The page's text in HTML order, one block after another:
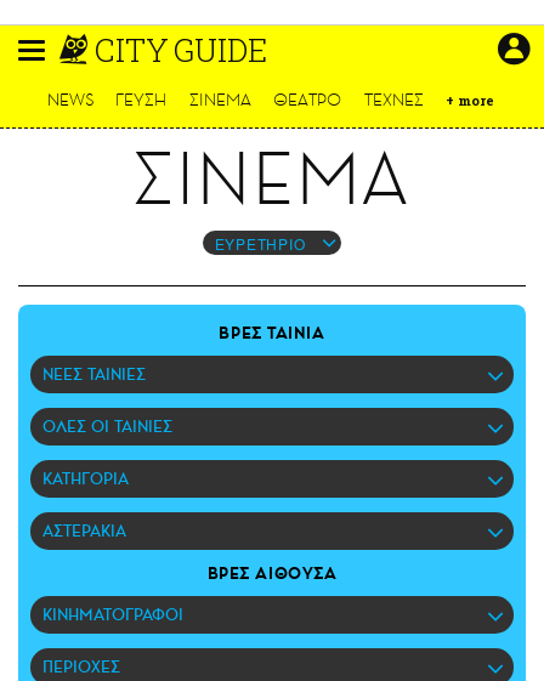
περιεχόμενο
CITY GUIDE
LIFO SHOP
NEWSLETTER
ΜΙΚΡΟΠΡΑΓΜΑΤΑ
THE GOOD LIFO
LIFOLAND
ΑΜΠΑ
PRINT
ΕΙΔΗΣΕΙΣ
CULTURE
ΑΠΟΨΕΙΣ
ΤΡΟΠΟΣ ΖΩΗΣ
NEWS ΓΕΥΣΗ ΣΙΝΕΜΑ ΘΕΑΤΡΟ ΤΕΧΝΕΣ + more
ΣΙΝΕΜΑ
ΕΥΡΕΤΗΡΙΟ
ΒΡΕΣ ΤΑΙΝΙΑ
ΝΕΕΣ ΤΑΙΝΙΕΣ
ΟΛΕΣ ΟΙ ΤΑΙΝΙΕΣ
ΚΑΤΗΓΟΡΙΑ
ΒΡΕΣ ΑΙΘΟΥΣΑ
ΚΙΝΗΜΑΤΟΓΡΑΦΟΙ
ΠΕΡΙΟΧΕΣ
ΑΣΤΕΡΑΚΙΑ